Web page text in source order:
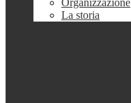
Organizzazione
La storia